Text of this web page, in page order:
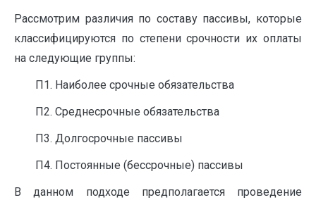
Рассмотрим различия по составу пассивы, которые
классифицируются по степени срочности их оплаты
на следующие группы:
П1. Наиболее срочные обязательства
П2. Среднесрочные обязательства
П3. Долгосрочные пассивы
П4. Постоянные (бессрочные) пассивы
В данном подходе предполагается проведение